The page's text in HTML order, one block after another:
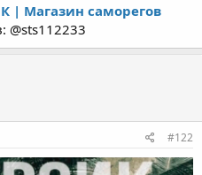
| Магазин саморегов
@sts112233
#122